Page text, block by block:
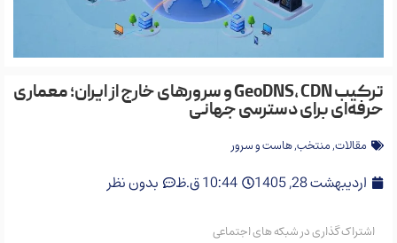
ترکیب GeoDNS، CDN و سرورهای خارج از ایران؛ معماری
حرفه‌ای برای دسترسی جهانی
مقالات,منتخب,هاست و سرور
اردیبهشت 28, 1405 10:44 ق.ظ بدون نظر
اشتراک گذاری در شبکه های اجتماعی